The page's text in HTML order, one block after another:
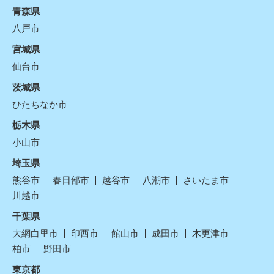
青森県
八戸市
宮城県
仙台市
茨城県
ひたちなか市
栃木県
小山市
埼玉県
熊谷市
春日部市 越谷市 八潮市
さいたま市
川越市
千葉県
大網白里市
印西市 館山市 成田市
木更津市
柏市
野田市
東京都